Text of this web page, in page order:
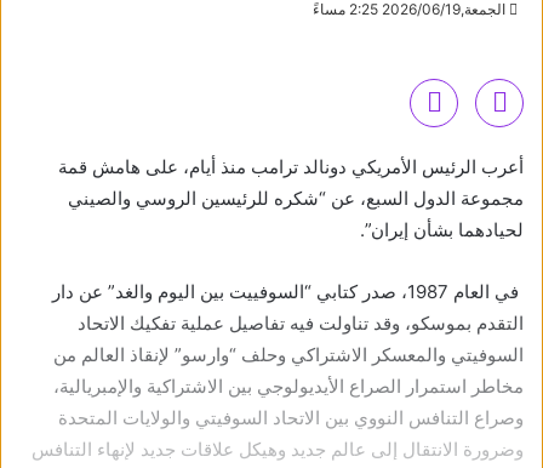
الجمعة,2026/06/19 2:25 مساءً
أعرب الرئيس الأمريكي دونالد ترامب منذ أيام، على هامش قمة
مجموعة الدول السبع، عن “شكره للرئيسين الروسي والصيني
لحيادهما بشأن إيران”.
في العام 1987، صدر كتابي “السوفييت بين اليوم والغد” عن دار
التقدم بموسكو، وقد تناولت فيه تفاصيل عملية تفكيك الاتحاد
السوفيتي والمعسكر الاشتراكي وحلف “وارسو” لإنقاذ العالم من
مخاطر استمرار الصراع الأيديولوجي بين الاشتراكية والإمبريالية،
وصراع التنافس النووي بين الاتحاد السوفيتي والولايات المتحدة
وضرورة الانتقال إلى عالم جديد وهيكل علاقات جديد لإنهاء التنافس